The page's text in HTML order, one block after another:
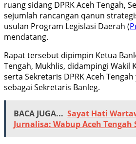
ruang sidang DPRK Aceh Tengah,
sejumlah rancangan qanun
usulan Program Legislasi Daerah (
mendatang.
Rapat tersebut dipimpin Ketua
Tengah, Mukhlis, didampingi Wakil
serta Sekretaris DPRK Aceh
sebagai Sekretaris Banleg.
BACA JUGA... Sayat Hati
Jurnalisa: Wabup Aceh